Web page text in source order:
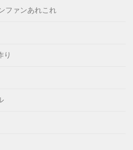
ファンあれこれ
り